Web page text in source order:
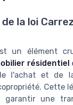
la loi
un élément
résidentiel
l'achat et de
Cette
garantir une